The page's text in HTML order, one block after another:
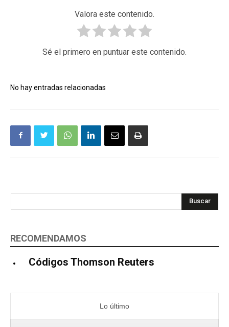
Valora este contenido.
Sé el primero en puntuar este contenido.
No hay entradas relacionadas
Buscar
RECOMENDAMOS
Códigos Thomson Reuters
Lo último